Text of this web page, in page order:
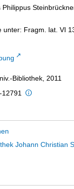
Fragm. lat. VI
Bibliothek, 2011
Johann Christian